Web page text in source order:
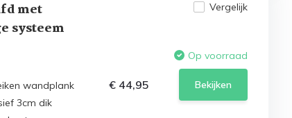
met
systeem
wandplank
3cm dik
Vergelijk
Op voorraad
€ 44,95 Bekijken